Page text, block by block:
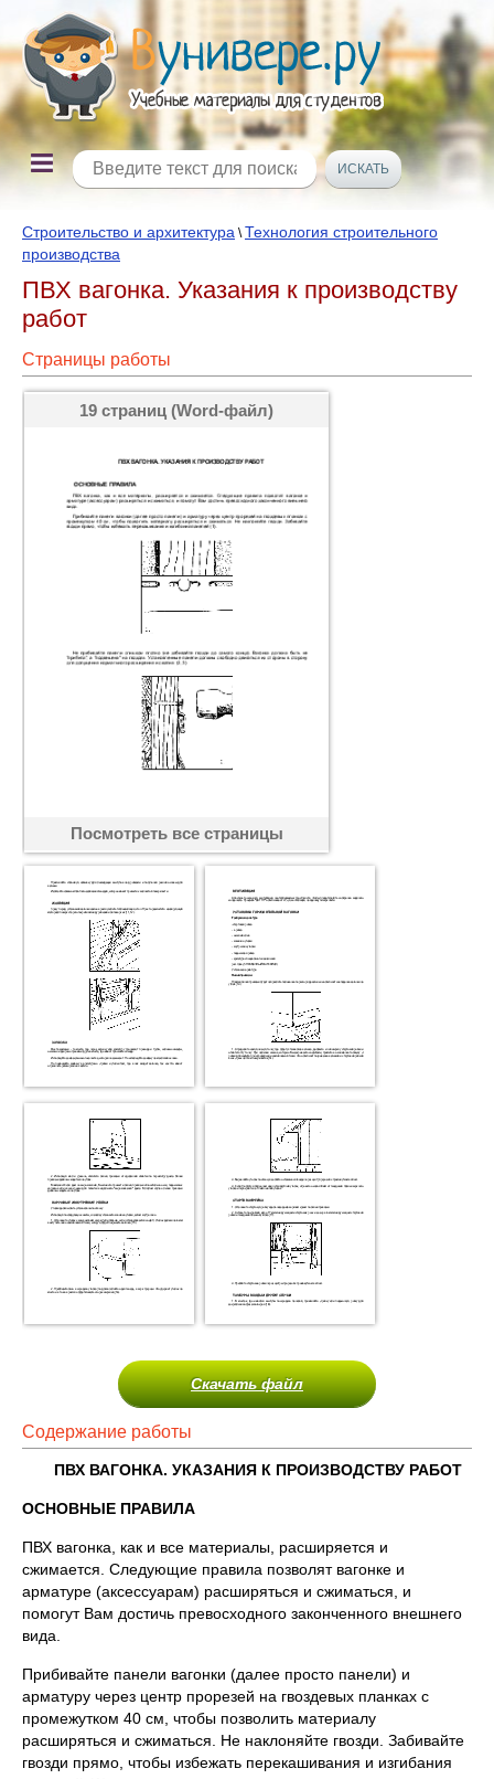
Строительство и архитектура \Технология строительного
производства
ПВХ вагонка. Указания к производству
работ
Страницы работы
19 страниц (Word-файл)
Посмотреть все страницы
Скачать файл
Содержание работы
ПВХ ВАГОНКА. УКАЗАНИЯ К ПРОИЗВОДСТВУ РАБОТ
ОСНОВНЫЕ ПРАВИЛА
ПВХ вагонка, как и все материалы, расширяется и
сжимается. Следующие правила позволят вагонке и
арматуре (аксессуарам) расширяться и сжиматься, и
помогут Вам достичь превосходного законченного внешнего
вида.
Прибивайте панели вагонки (далее просто панели) и
арматуру через центр прорезей на гвоздевых планках с
промежутком 40 см, чтобы позволить материалу
расширяться и сжиматься. Не наклоняйте гвозди. Забивайте
гвозди прямо, чтобы избежать перекашивания и изгибания